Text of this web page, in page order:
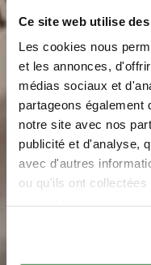
Ce site web utilise des
Les cookies nous
et les annonces,
médias sociaux et
partageons également
notre site avec nos
publicité et d'analyse,
avec d'autres
ou qu'ils ont
DÄI
Netheid